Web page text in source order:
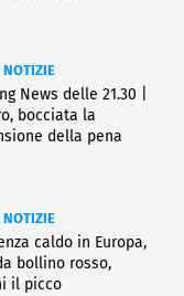
NOTIZIE
News delle 21.30 |
bocciata la
della pena
NOTIZIE
caldo in Europa,
bollino rosso,
il picco